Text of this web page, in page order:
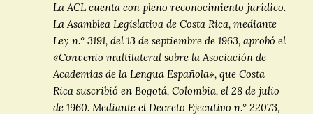
La ACL cuenta con pleno reconocimiento jurídico.
La Asamblea Legislativa de Costa Rica, mediante
Ley n.° 3191, del 13 de septiembre de 1963, aprobó el
«Convenio multilateral sobre la Asociación de
Academias de la Lengua Española», que Costa
Rica suscribió en Bogotá, Colombia, el 28 de julio
de 1960. Mediante el Decreto Ejecutivo n.° 22073,